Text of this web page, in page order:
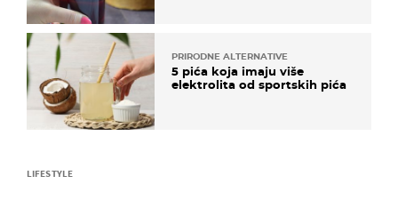
PRIRODNE ALTERNATIVE
5 pića koja imaju više
elektrolita od sportskih pića
LIFESTYLE